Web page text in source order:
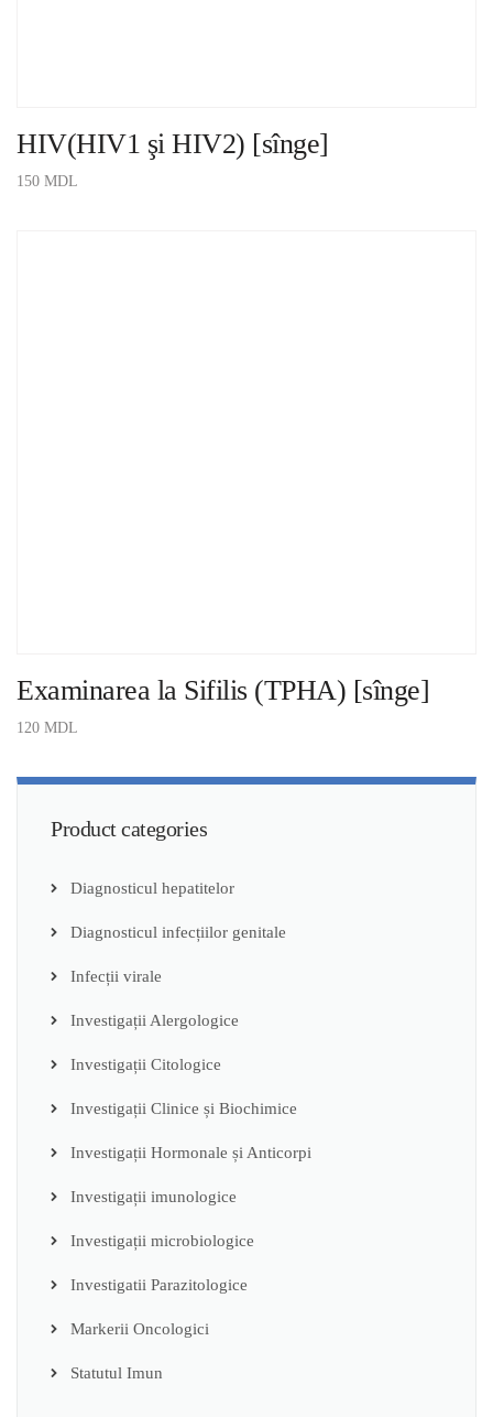
HIV(HIV1 şi HIV2) [sînge]
150 MDL
Examinarea la Sifilis (ТРНА) [sînge]
120 MDL
Product categories
Diagnosticul hepatitelor
Diagnosticul infecțiilor genitale
Infecții virale
Investigații Alergologice
Investigații Citologice
Investigații Clinice și Biochimice
Investigații Hormonale și Anticorpi
Investigații imunologice
Investigații microbiologice
Investigatii Parazitologice
Markerii Oncologici
Statutul Imun